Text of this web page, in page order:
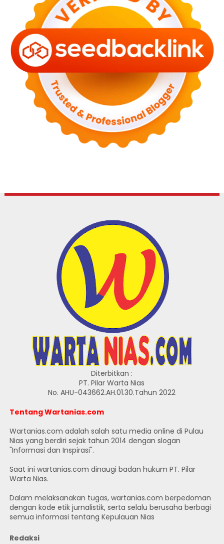
Diterbitkan :
PT. Pilar Warta Nias
No. AHU-043662.AH.01.30.Tahun 2022
Tentang Wartanias.com
Wartanias.com adalah salah satu media online di Pulau
Nias yang berdiri sejak tahun 2014 dengan slogan
"Informasi dan Inspirasi".
Saat ini wartanias.com dinaugi badan hukum PT. Pilar
Warta Nias.
Dalam melaksanakan tugas, wartanias.com berpedoman
dengan kode etik jurnalistik, serta selalu berusaha berbagi
semua informasi tentang Kepulauan Nias
Redaksi